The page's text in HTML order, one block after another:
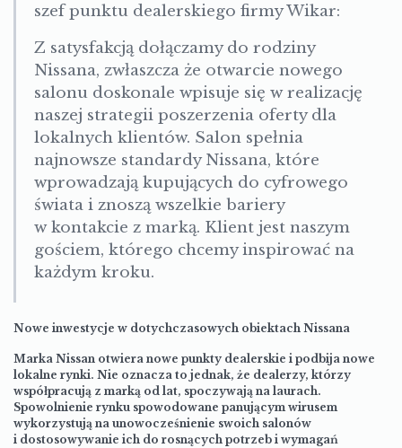
szef punktu dealerskiego firmy Wikar:
Z satysfakcją dołączamy do rodziny
Nissana, zwłaszcza że otwarcie nowego
salonu doskonale wpisuje się w realizację
naszej strategii poszerzenia oferty dla
lokalnych klientów. Salon spełnia
najnowsze standardy Nissana, które
wprowadzają kupujących do cyfrowego
świata i znoszą wszelkie bariery
w kontakcie z marką. Klient jest naszym
gościem, którego chcemy inspirować na
każdym kroku.
Nowe inwestycje w dotychczasowych obiektach Nissana
Marka Nissan otwiera nowe punkty dealerskie i podbija nowe
lokalne rynki. Nie oznacza to jednak, że dealerzy, którzy
współpracują z marką od lat, spoczywają na laurach.
Spowolnienie rynku spowodowane panującym wirusem
wykorzystują na unowocześnienie swoich salonów
i dostosowywanie ich do rosnących potrzeb i wymagań